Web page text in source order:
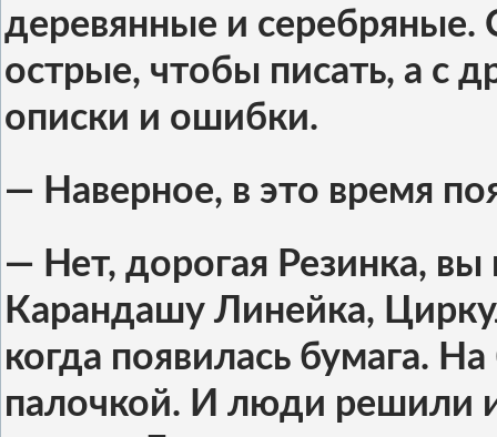
деревянные и
острые, чтобы писать, а с
описки и ошибки.
— Наверное, в это время
— Нет, дорогая Резинка,
Карандашу Линейка,
когда появилась бумага.
палочкой. И люди решили